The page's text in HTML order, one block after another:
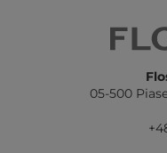
05-500